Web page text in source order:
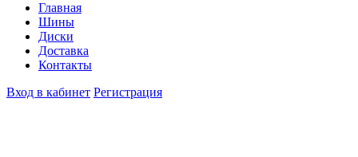
Главная
Шины
Диски
Доставка
Контакты
Вход в кабинет Регистрация